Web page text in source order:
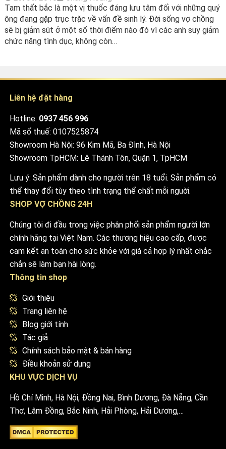
Tam thất bắc là một vị thuốc đáng lưu tâm đối với những quý
ông đang gặp trục trặc về vấn đề sinh lý. Đời sống vợ chồng
sẽ bị giảm sút ở một số thời điểm nào đó vì các anh suy giảm
chức năng tình dục, không còn…
Liên hệ đặt hàng
Hotline: 0937 456 996
Mã số thuế: 0107525874
Showroom Hà Nội: 96 Kim Mã, Ba Đình, Hà Nội
Showroom TpHCM: Lê Thánh Tôn, Quận 1, TpHCM
Lưu ý: Sản phẩm dành cho người trên 18 tuổi. Sản phẩm có
thể thay đổi tùy theo tình trạng thể chất mỗi nguời.
SHOP VỢ CHỒNG 24H
Chúng tôi đi đầu trong việc phân phối sản phẩm người lớn
chính hãng tại Việt Nam. Các thương hiệu cao cấp, được
cam kết an toàn cho sức khỏe với giá cả hợp lý nhất chắc
chắn sẽ làm bạn hài lòng.
Thông tin shop
Giới thiệu
Trang liên hệ
Blog giới tính
Tác giả
Chính sách bảo mật & bán hàng
Điều khoản sử dụng
KHU VỰC DỊCH VỤ
Hồ Chí Minh, Hà Nội, Đồng Nai, Bình Dương, Đà Nẵng, Cần
Thơ, Lâm Đồng, Bắc Ninh, Hải Phòng, Hải Dương,…